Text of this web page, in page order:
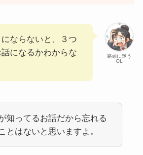
路頭に迷う
OL
ならないと、３つ
になるかわからな
知ってるお話だから忘れる
とはないと思いますよ。